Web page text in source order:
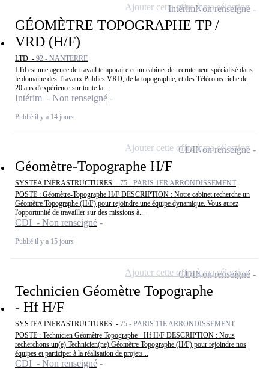
GÉOMÈTRE TOPOGRAPHE TP /
VRD (H/F)
LTD - 92 - NANTERRE
LTd est une agence de travail temporaire et un cabinet de recrutement spécialisé dans
le domaine des Travaux Publics VRD, de la topographie, et des Télécoms riche de
20 ans d'expérience sur toute la...
Intérim - Non renseigné
Publié il y a 14 jours
IntérimNon renseigné
Ajouter cette offre à ma sélection
Géomètre-Topographe H/F
SYSTEA INFRASTRUCTURES - 75 - PARIS 1ER ARRONDISSEMENT
POSTE : Géomètre-Topographe H/F DESCRIPTION : Notre cabinet recherche un
Géomètre Topographe (H/F) pour rejoindre une équipe dynamique. Vous aurez
l'opportunité de travailler sur des missions à...
CDI - Non renseigné
Publié il y a 15 jours
CDINon renseigné
Ajouter cette offre à ma sélection
Technicien Géomètre Topographe
- Hf H/F
SYSTEA INFRASTRUCTURES - 75 - PARIS 11E ARRONDISSEMENT
POSTE : Technicien Géomètre Topographe - Hf H/F DESCRIPTION : Nous
recherchons un(e) Technicien(ne) Géomètre Topographe (H/F) pour rejoindre nos
équipes et participer à la réalisation de projets...
CDI - Non renseigné
CDINon renseigné
Ajouter cette offre à ma sélection